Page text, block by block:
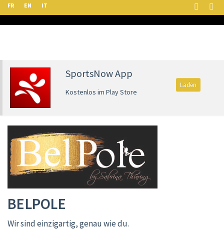
FR EN IT
SportsNow App
Kostenlos im Play Store
Laden
BELPOLE
Wir sind einzigartig, genau wie du.